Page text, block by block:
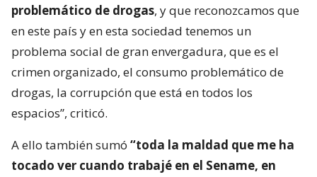
problemático de drogas, y que reconozcamos que
en este país y en esta sociedad tenemos un
problema social de gran envergadura, que es el
crimen organizado, el consumo problemático de
drogas, la corrupción que está en todos los
espacios”, criticó.
A ello también sumó “toda la maldad que me ha
tocado ver cuando trabajé en el Sename, en